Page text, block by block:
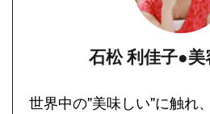
石松 利佳子●美
世界中の"美味しい"に触れ